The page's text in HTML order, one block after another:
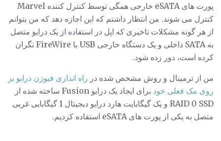
پورت های eSATA خارجی همگی توسط کنترل کننده Marvel
کنترل می شوند. من انتظار داشتم که این اجازه دهد که من بتوانم
از هر گونه مشکلات تاخیری که اپل در استفاده از یک درایو متصل
به SATA داخلی و یک دستگاه خارجی USB یا FireWire نگران
کرده است، دور زده شود.
من از ترمینال و روش مشخص شده در راه اندازی فیوژن درایو بر
روی مک فعلی خود
برای ایجاد یک درایو Fusion ساخته شده از
RAID 0 SSD و یک گیگابایت هارد درایو دیجیتال 1 گیگابایی غربی
متصل به یکی از پورت های eSATA استفاده کردیم.